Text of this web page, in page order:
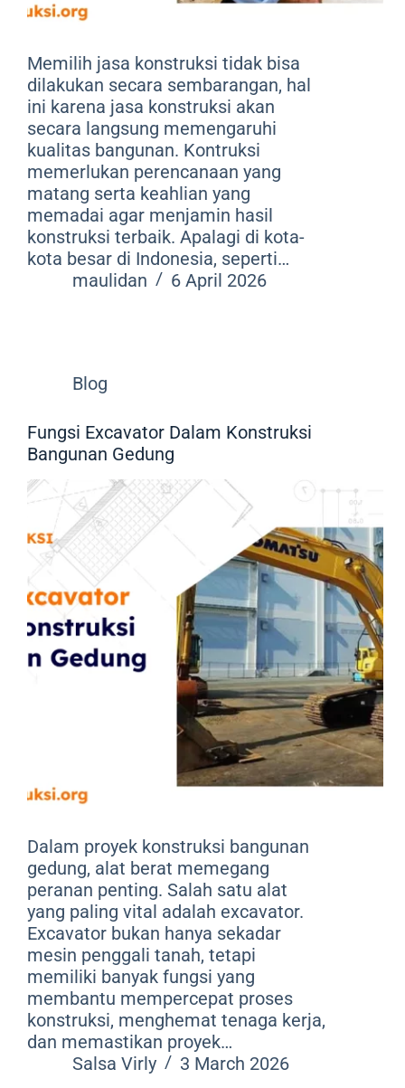
Memilih jasa konstruksi tidak bisa
dilakukan secara sembarangan, hal
ini karena jasa konstruksi akan
secara langsung memengaruhi
kualitas bangunan. Kontruksi
memerlukan perencanaan yang
matang serta keahlian yang
memadai agar menjamin hasil
konstruksi terbaik. Apalagi di kota-
kota besar di Indonesia, seperti…
maulidan
6 April 2026
Blog
Fungsi Excavator Dalam Konstruksi
Bangunan Gedung
Dalam proyek konstruksi bangunan
gedung, alat berat memegang
peranan penting. Salah satu alat
yang paling vital adalah excavator.
Excavator bukan hanya sekadar
mesin penggali tanah, tetapi
memiliki banyak fungsi yang
membantu mempercepat proses
konstruksi, menghemat tenaga kerja,
dan memastikan proyek…
Salsa Virly
3 March 2026